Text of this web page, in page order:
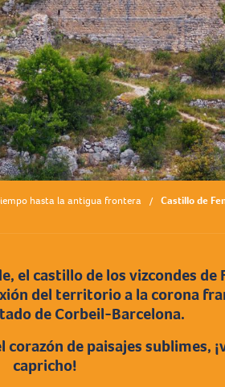
hasta la antigua frontera Castillo de
el castillo de los vizcondes de
del territorio a la corona
de Corbeil-Barcelona.
de paisajes sublimes,
capricho!